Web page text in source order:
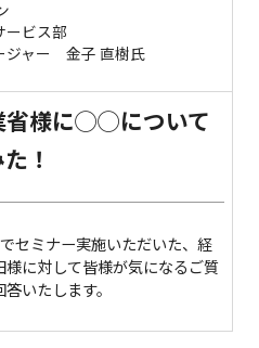
ービス部
ジャー 金子 直樹氏
省様に◯◯について
！
セミナー実施いただいた、経
様に対して皆様が気になるご質
いたします。